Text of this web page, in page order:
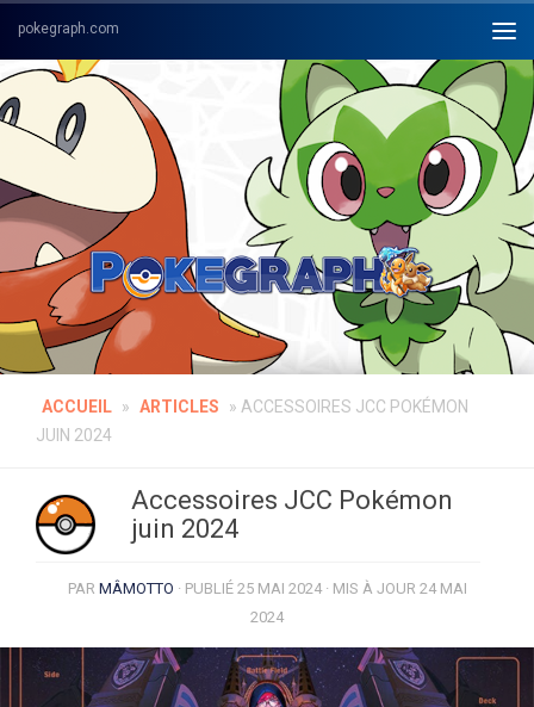
Skip to content
ACCUEIL » ARTICLES » ACCESSOIRES JCC POKÉMON
JUIN 2024
Accessoires JCC Pokémon
juin 2024
PAR MÂMOTTO · PUBLIÉ 25 MAI 2024· MIS À JOUR 24 MAI
2024